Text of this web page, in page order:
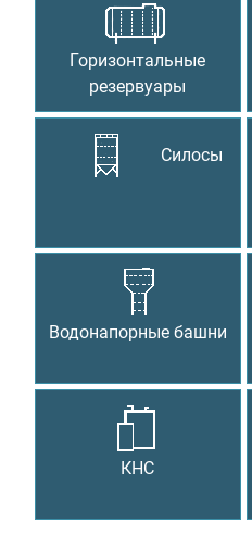
Горизонтальные
резервуары
Силосы
Водонапорные башни
КНС